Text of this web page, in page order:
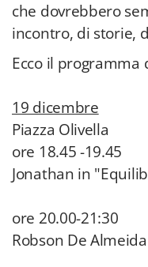
che dovrebbero
incontro, di storie,
Ecco il
19 dicembre
Piazza Olivella
ore 18.45 -19.45
Jonathan in
ore 20.00-21:30
Robson De